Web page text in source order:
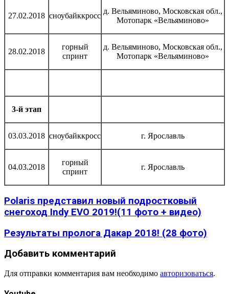
27.02.2018 сноубайккросс
д. Вельяминово, Московская обл.,
Мотопарк «Вельяминово»
28.02.2018
горный
спринт
д. Вельяминово, Московская обл.,
Мотопарк «Вельяминово»
3-й этап
03.03.2018 сноубайккросс г. Ярославль
04.03.2018
горный
спринт
г. Ярославль
Polaris представил новый подростковый
снегоход Indy EVO 2019!(11 фото + видео)
Результаты пролога Дакар 2018! (28 фото)
Добавить комментарий
Для отправки комментария вам необходимо авторизоваться.